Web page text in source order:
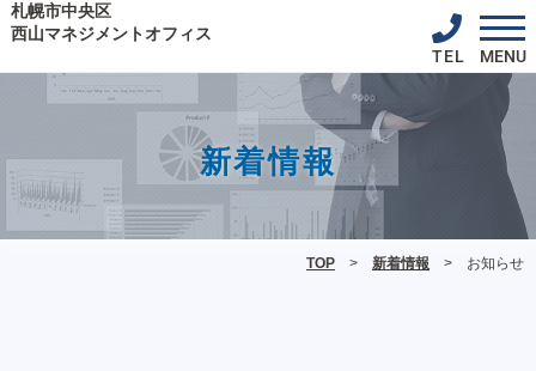
札幌市中央区
西山マネジメントオフィス
TEL MENU
TOP > 新着情報 > お知らせ
新着情報